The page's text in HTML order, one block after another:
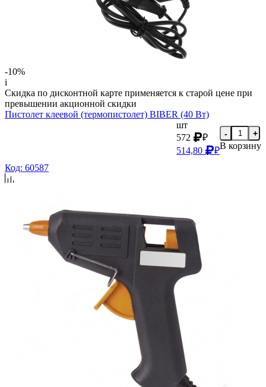
-10%
i
Скидка по дисконтной карте применяется к старой цене при
превышении акционной скидки
Пистолет клеевой (термопистолет) BIBER (40 Вт)
шт
572
₽
514,80
₽
- +
В корзину
Код: 60587